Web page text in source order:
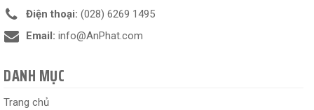
Điện thoại: (028) 6269 1495
Email: info@AnPhat.com
DANH MỤC
Trang chủ